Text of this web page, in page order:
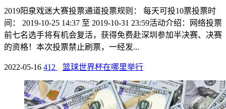
2019阳泉戏迷大赛投票通道投票规则： 每天可投10票投票时
间： 2019-10-25 14:37 至 2019-10-31 23:59活动介绍：网络投票
前七名选手将有机会复活，获得免费赴深圳参加半决赛、决赛
的资格！本次投票禁止刷票，一经发...
2022-05-16 412 篮球世界杯在哪里举行